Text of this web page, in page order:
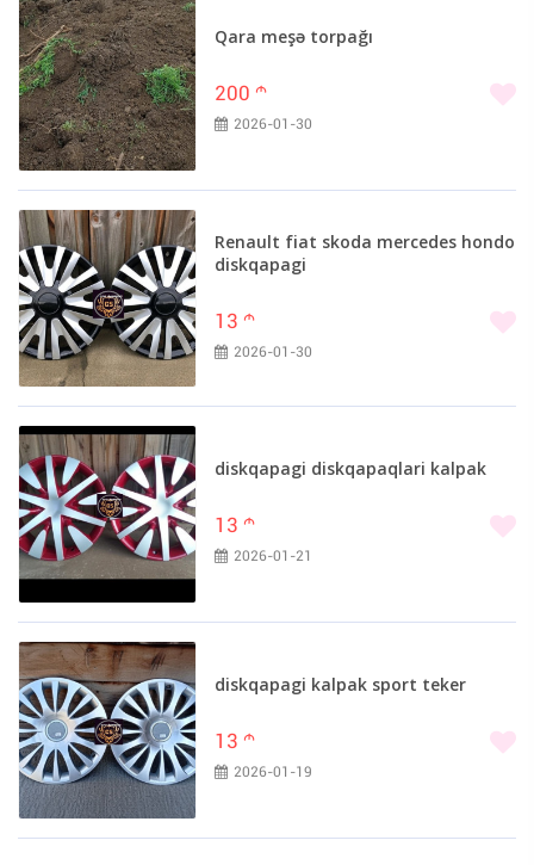
Qara meşə torpağı
200 m
2026-01-30
Renault fiat skoda mercedes hondo
diskqapagi
13 m
2026-01-30
diskqapagi diskqapaqlari kalpak
13 m
2026-01-21
diskqapagi kalpak sport teker
13 m
2026-01-19